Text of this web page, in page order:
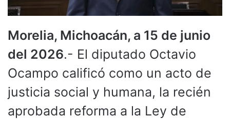
Morelia, Michoacán, a 15 de junio
del 2026.- El diputado Octavio
Ocampo calificó como un acto de
justicia social y humana, la recién
aprobada reforma a la Ley de